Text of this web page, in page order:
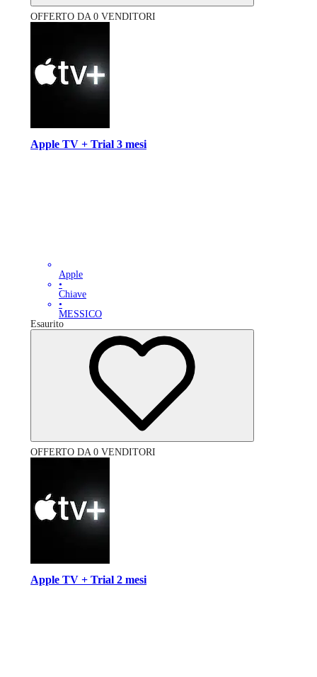
OFFERTO DA 0 VENDITORI
Apple TV + Trial 3 mesi
Apple
•
Chiave
•
MESSICO
Esaurito
OFFERTO DA 0 VENDITORI
Apple TV + Trial 2 mesi